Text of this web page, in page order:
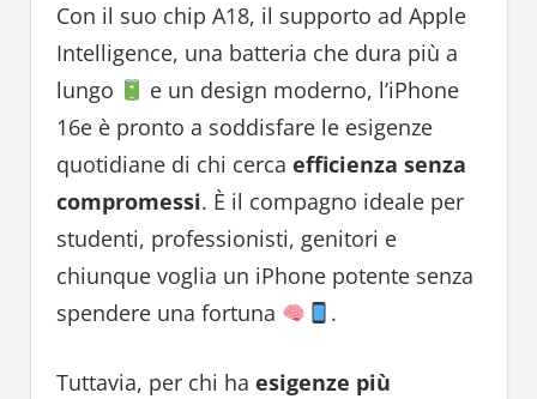
Con il suo chip A18, il supporto ad Apple
Intelligence, una batteria che dura più a
lungo
e un design moderno, l’iPhone
16e è pronto a soddisfare le esigenze
quotidiane di chi cerca efficienza senza
compromessi. È il compagno ideale per
studenti, professionisti, genitori e
chiunque voglia un iPhone potente senza
spendere una fortuna
.
Tuttavia, per chi ha esigenze più